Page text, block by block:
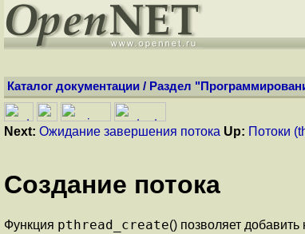
Каталог документации / Раздел
Next: Ожидание завершения потока Up: Потоки
Создание потока
Функция pthread_create() позволяет